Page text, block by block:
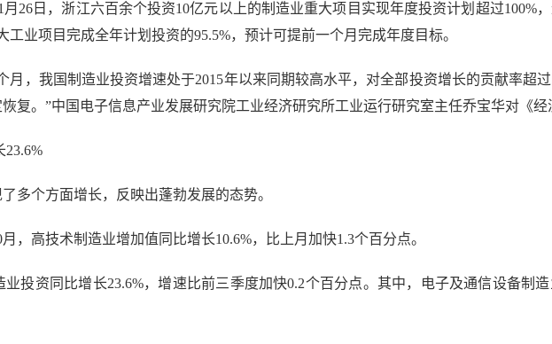
日，浙江六百余个投资10亿元以上的制造业重大项目实现年度投资计划超过100%
业项目完成全年计划投资的95.5%，预计可提前一个月完成年度目标。
，我国制造业投资增速处于2015年以来同期较高水平，对全部投资增长的贡献率超
复。”中国电子信息产业发展研究院工业经济研究所工业运行研究室主任乔宝华对《经
个方面增长，反映出蓬勃发展的态势。
技术制造业增加值同比增长10.6%，比上月加快1.3个百分点。
资同比增长23.6%，增速比前三季度加快0.2个百分点。其中，电子及通信设备制造